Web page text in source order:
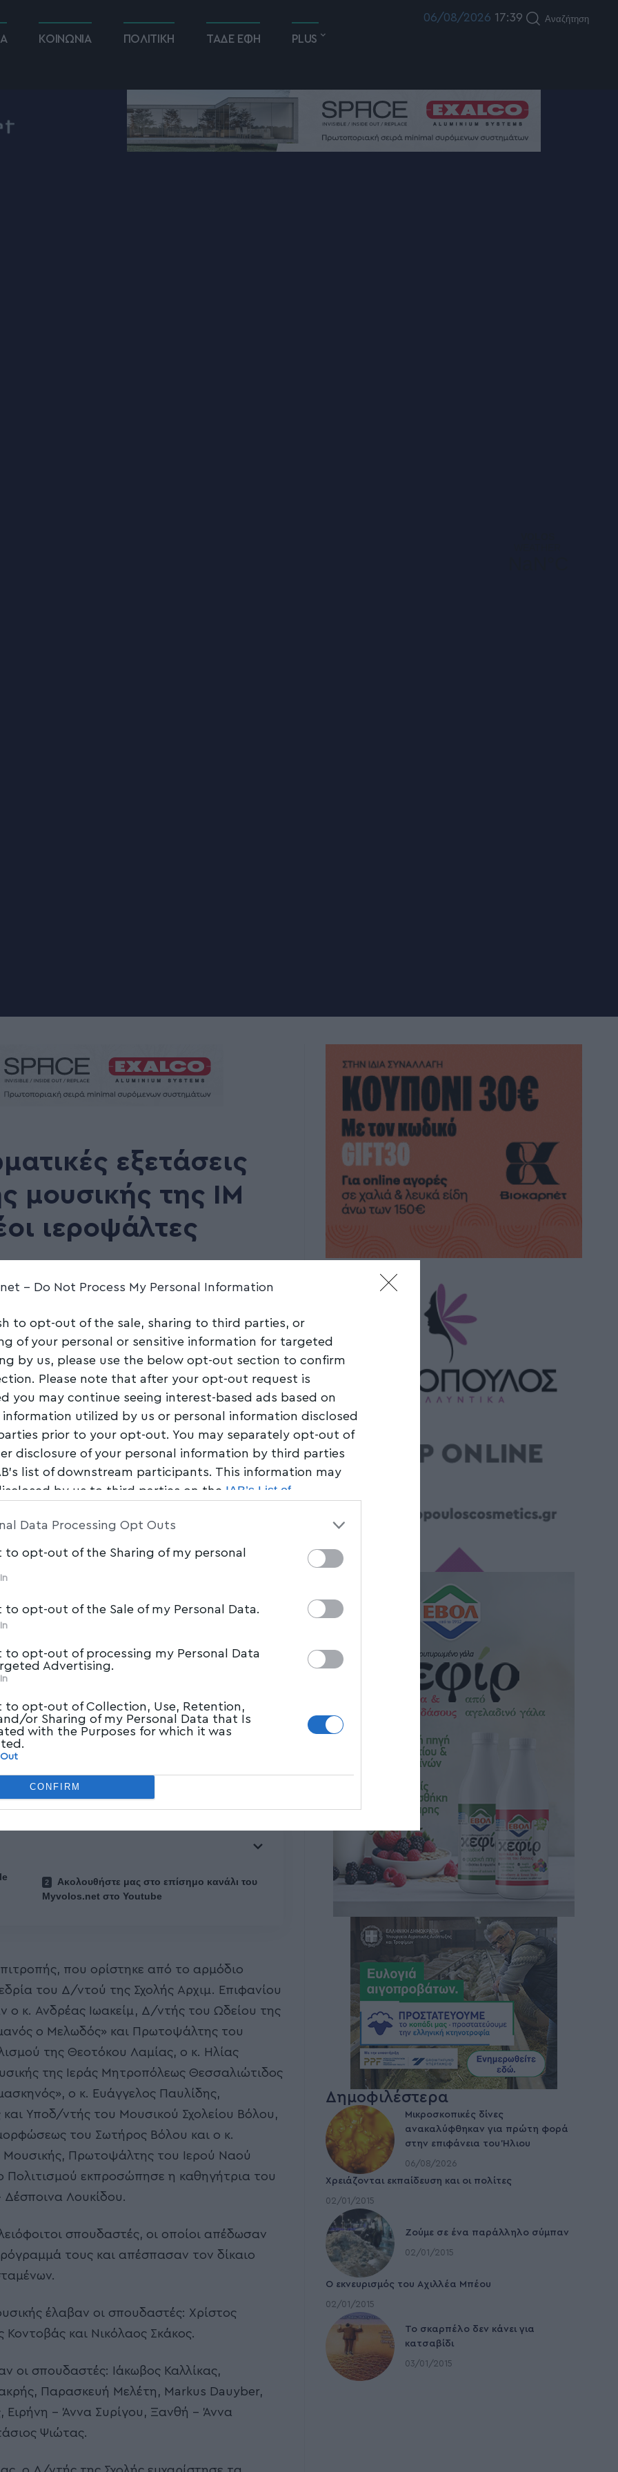
- Do Not Process My Personal Information
to opt-out of the sale, sharing to third parties, or
of your personal or sensitive information for targeted
by us, please use the below opt-out section to confirm
Please note that after your opt-out request is
you may continue seeing interest-based ads based on
information utilized by us or personal information disclosed
prior to your opt-out. You may separately opt-out of
disclosure of your personal information by third parties
list of downstream participants. This information may
by us to third parties on the IAB’s List of
Data Processing Opt Outs
to opt-out of the Sharing of my personal
to opt-out of the Sale of my Personal Data.
to opt-out of processing my Personal Data
Advertising.
to opt-out of Collection, Use, Retention,
or Sharing of my Personal Data that Is
with the Purposes for which it was
CONFIRM
ΚΟΙΝΩΝΙΑ ΠΟΛΙΤΙΚΗ ΤΑΔΕ ΕΦΗ PLUS
06/08/2026 17:39 Αναζήτηση
εξετάσεις
μουσικής της ΙΜ
ιεροψάλτες
Δημητριάδος κ. Ιγνατίου και με εξαιρετική
οι Πτυχιακές και Διπλωματικές Εξετάσεις
Ιεράς Μητροπόλεως Δημητριάδος, που
χρονιάς.
Ακολουθήστε μας στο επίσημο κανάλι του
Myvolos.net στο Youtube
που ορίστηκε από το αρμόδιο
του Δ/ντού της Σχολής Αρχιμ. Επιφανίου
ο κ. Ανδρέας Ιωακείμ, Δ/ντής του Ωδείου της
ο Μελωδός» και Πρωτοψάλτης του
της Θεοτόκου Λαμίας, ο κ. Ηλίας
της Ιεράς Μητροπόλεως Θεσσαλιώτιδος
ο κ. Ευάγγελος Παυλίδης,
Υποδ/ντής του Μουσικού Σχολείου Βόλου,
του Σωτήρος Βόλου και ο κ.
Μουσικής, Πρωτοψάλτης του Ιερού Ναού
Πολιτισμού εκπροσώπησε η καθηγήτρια του
Λουκίδου.
σπουδαστές, οι οποίοι απέδωσαν
τους και απέσπασαν τον δίκαιο
έλαβαν οι σπουδαστές: Χρίστος
και Νικόλαος Σκάκος.
οι σπουδαστές: Ιάκωβος Καλλίκας,
Παρασκευή Μελέτη, Markus Dauyber,
– Άννα Συρίγου, Ξανθή – Άννα
Ψιώτας.
Δημοφιλέστερα
Μικροσκοπικές δίνες
ανακαλύφθηκαν για πρώτη φορά
στην επιφάνεια του Ήλιου
06/08/2026
Χρειάζονται εκπαίδευση και οι πολίτες
02/01/2015
Ζούμε σε ένα παράλληλο σύμπαν
02/01/2015
Ο εκνευρισμός του Αχιλλέα Μπέου
02/01/2015
To σκαρπέλο δεν κάνει για
κατσαβίδι
03/01/2015